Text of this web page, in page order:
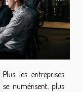
Plus les entreprises
se numérisent, plus